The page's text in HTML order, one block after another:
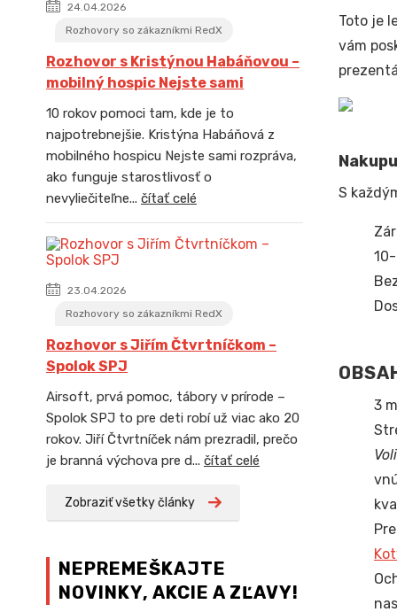
24.04.2026
Rozhovory so zákazníkmi RedX
Rozhovor s Kristýnou Habáňovou –
mobilný hospic Nejste sami
10 rokov pomoci tam, kde je to
najpotrebnejšie. Kristýna Habáňová z
mobilného hospicu Nejste sami rozpráva,
ako funguje starostlivosť o
nevyliečiteľne... čítať celé
23.04.2026
Rozhovory so zákazníkmi RedX
Rozhovor s Jiřím Čtvrtníčkom –
Spolok SPJ
Airsoft, prvá pomoc, tábory v prírode –
Spolok SPJ to pre deti robí už viac ako 20
rokov. Jiří Čtvrtníček nám prezradil, prečo
je branná výchova pre d... čítať celé
Zobraziť všetky články
NEPREMEŠKAJTE
NOVINKY, AKCIE A ZĽAVY!
Toto je
vám
S
3